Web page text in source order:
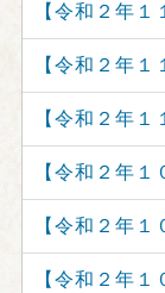
【令和２年
【令和２年
【令和２年
【令和２年
【令和２年
【令和２年